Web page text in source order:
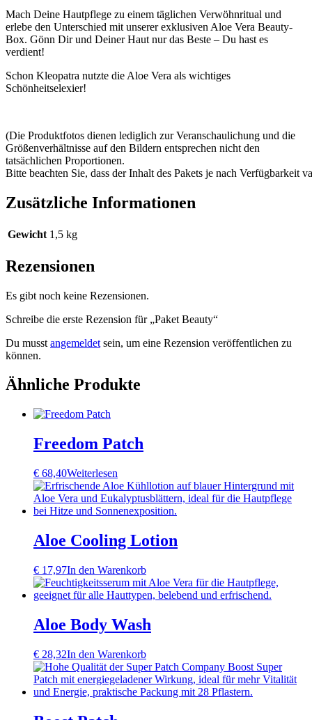
Mach Deine Hautpflege zu einem täglichen Verwöhnritual und
erlebe den Unterschied mit unserer exklusiven Aloe Vera Beauty-
Box. Gönn Dir und Deiner Haut nur das Beste – Du hast es
verdient!
Schon Kleopatra nutzte die Aloe Vera als wichtiges
Schönheitselexier!
(Die Produktfotos dienen lediglich zur Veranschaulichung und die
Größenverhältnisse auf den Bildern entsprechen nicht den
tatsächlichen Proportionen.
Bitte beachten Sie, dass der Inhalt des Pakets je nach Verfügbarkeit
Zusätzliche Informationen
Gewicht 1,5 kg
Rezensionen
Es gibt noch keine Rezensionen.
Schreibe die erste Rezension für „Paket Beauty“
Du musst angemeldet sein, um eine Rezension veröffentlichen zu
können.
Ähnliche Produkte
Freedom Patch
€ 68,40Weiterlesen
Aloe Cooling Lotion
€ 17,97In den Warenkorb
Aloe Body Wash
€ 28,32In den Warenkorb